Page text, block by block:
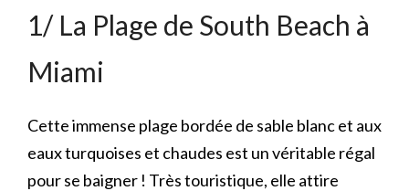
1/ La Plage de South Beach à
Miami
Cette immense plage bordée de sable blanc et aux
eaux turquoises et chaudes est un véritable régal
pour se baigner ! Très touristique, elle attire